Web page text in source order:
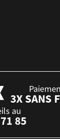
3X SANS
au
85